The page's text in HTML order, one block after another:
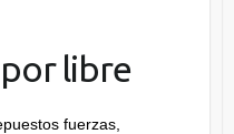
libre
fuerzas,